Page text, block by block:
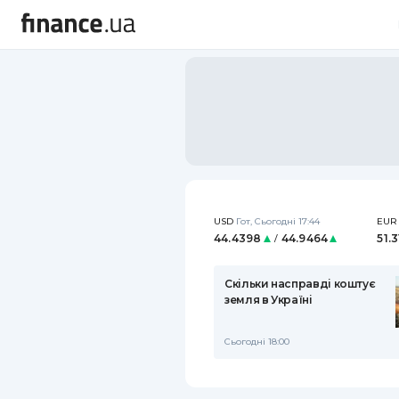
USD Гот, Сьогодні 17:44
44.4398 / 44.9464
EUR
Скільки насправді коштує
земля в Україні
Сьогодні 18:00